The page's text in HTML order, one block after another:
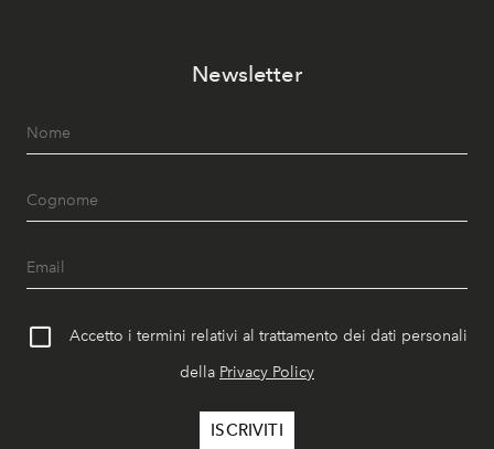
Newsletter
Accetto i termini relativi al trattamento dei dati personali
della Privacy Policy